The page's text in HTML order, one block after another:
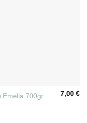
Emelia 700gr 7,00€